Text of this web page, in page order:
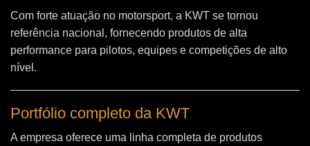
Com forte atuação no motorsport, a KWT se tornou
referência nacional, fornecendo produtos de alta
performance para pilotos, equipes e competições de alto
nível.
Portfólio completo da KWT
A empresa oferece uma linha completa de produtos